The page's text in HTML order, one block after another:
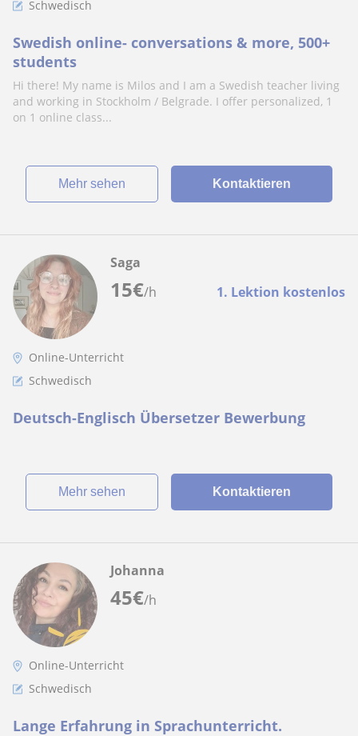
Schwedisch
Swedish online- conversations & more, 500+
students
Hi there! My name is Milos and I am a Swedish teacher living
and working in Stockholm / Belgrade. I offer personalized, 1
on 1 online class...
Mehr sehen Kontaktieren
15€/h 1. Lektion kostenlos
Saga
Online-Unterricht
Schwedisch
Deutsch-Englisch Übersetzer Bewerbung
Mehr sehen Kontaktieren
45€/h
Johanna
Online-Unterricht
Schwedisch
Lange Erfahrung in Sprachunterricht.